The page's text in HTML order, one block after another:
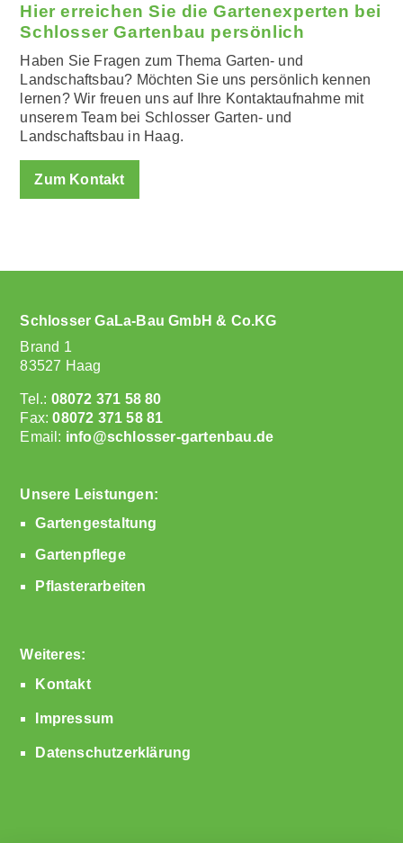
Hier erreichen Sie die Gartenexperten bei
Schlosser Gartenbau persönlich
Haben Sie Fragen zum Thema Garten- und
Landschaftsbau? Möchten Sie uns persönlich kennen
lernen? Wir freuen uns auf Ihre Kontaktaufnahme mit
unserem Team bei Schlosser Garten- und
Landschaftsbau in Haag.
Zum Kontakt
Schlosser GaLa-Bau GmbH & Co.KG
Brand 1
83527 Haag
Tel.: 08072 371 58 80
Fax:08072 371 58 81
Email: info@schlosser-gartenbau.de
Unsere Leistungen:
Gartengestaltung
Gartenpflege
Pflasterarbeiten
Weiteres:
Kontakt
Impressum
Datenschutzerklärung